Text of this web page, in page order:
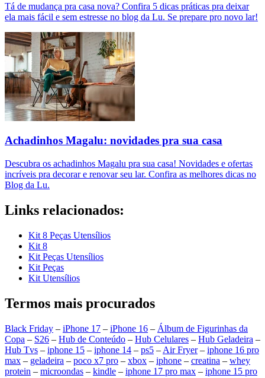
Tá de mudança pra casa nova? Confira 5 dicas práticas pra deixar
ela mais fácil e sem estresse no blog da Lu. Se prepare pro novo lar!
Achadinhos Magalu: novidades pra sua casa
Descubra os achadinhos Magalu pra sua casa! Novidades e ofertas
incríveis pra decorar e renovar seu lar. Confira as melhores dicas no
Blog da Lu.
Links relacionados:
Kit 8 Peças Utensílios
Kit 8
Kit Peças Utensílios
Kit Peças
Kit Utensílios
Termos mais procurados
Black Friday – iPhone 17 – iPhone 16 – Álbum de Figurinhas da
Copa – S26 – Hub de Conteúdo – Hub Celulares – Hub Geladeira –
Hub Tvs – iphone 15 – iphone 14 – ps5 – Air Fryer– iphone 16 pro
max – geladeira – poco x7 pro – xbox – iphone – creatina – whey
protein – microondas – kindle – iphone 17 pro max – iphone 15 pro